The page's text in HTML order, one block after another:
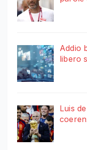
Addio
libero
Luis